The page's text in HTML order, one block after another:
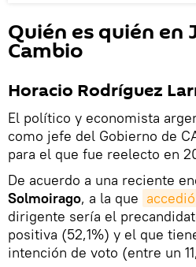
Quién es quién en
Cambio
Horacio Rodríguez
El político y economista
como jefe del Gobierno de
para el que fue reelecto en
De acuerdo a una reciente
Solmoirago, a la que accedió
dirigente sería el
positiva (52,1%) y el que
intención de voto (entre un